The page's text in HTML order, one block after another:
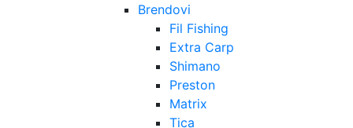
Brendovi
Fil Fishing
Extra Carp
Shimano
Preston
Matrix
Tica